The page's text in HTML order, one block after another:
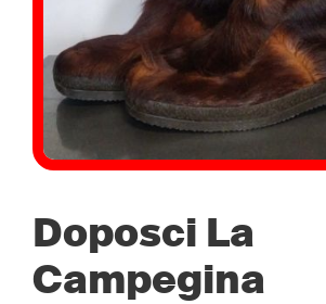
Doposci La
Campegina